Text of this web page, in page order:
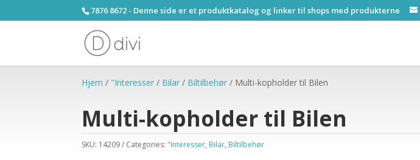
7876 8672 - Denne side er et produktkatalog og linker til shops med produkterne
Hjem / "Interesser / Bilar / Biltilbehør / Multi-kopholder til Bilen
Multi-kopholder til Bilen
SKU: 14209 Categories: "Interesser, Bilar, Biltilbehør